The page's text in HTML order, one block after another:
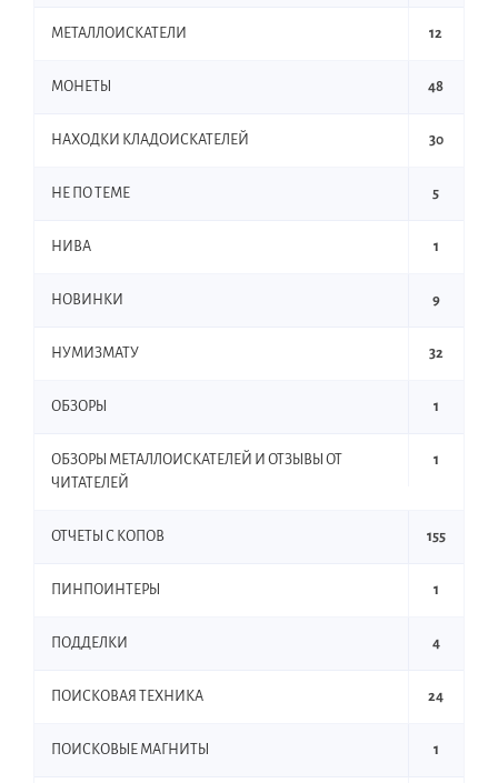
МЕТАЛЛОИСКАТЕЛИ 12
МОНЕТЫ 48
НАХОДКИ КЛАДОИСКАТЕЛЕЙ 30
НЕ ПО ТЕМЕ 5
НИВА 1
НОВИНКИ 9
НУМИЗМАТУ 32
ОБЗОРЫ 1
ОБЗОРЫ МЕТАЛЛОИСКАТЕЛЕЙ И ОТЗЫВЫ ОТ
ЧИТАТЕЛЕЙ
1
ОТЧЕТЫ С КОПОВ 155
ПИНПОИНТЕРЫ 1
ПОДДЕЛКИ 4
ПОИСКОВАЯ ТЕХНИКА 24
ПОИСКОВЫЕ МАГНИТЫ 1